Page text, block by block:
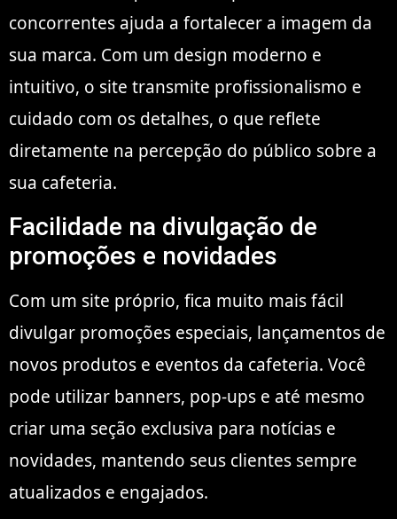
concorrentes ajuda a fortalecer a imagem da
sua marca. Com um design moderno e
intuitivo, o site transmite profissionalismo e
cuidado com os detalhes, o que reflete
diretamente na percepção do público sobre a
sua cafeteria.
Facilidade na divulgação de
promoções e novidades
Com um site próprio, fica muito mais fácil
divulgar promoções especiais, lançamentos de
novos produtos e eventos da cafeteria. Você
pode utilizar banners, pop-ups e até mesmo
criar uma seção exclusiva para notícias e
novidades, mantendo seus clientes sempre
atualizados e engajados.